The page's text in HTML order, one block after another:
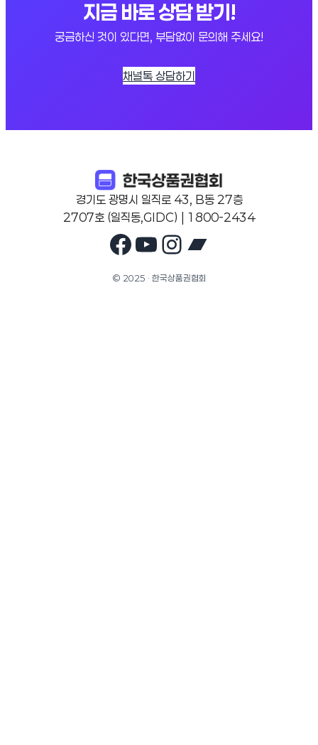
지금 바로 상담 받기!
궁금하신 것이 있다면, 부담없이 문의해 주세요!
채널톡 상담하기
경기도 광명시 일직로 43, B동 27층
2707호 (일직동,GIDC) | 1800-2434
Facebook
YouTube
Instagram
© 2025 · 한국상품권협회